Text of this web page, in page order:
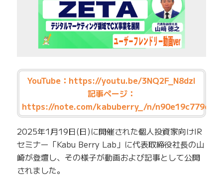
YouTube： https://youtu.be/3NQ2F_N8dzI
記事ページ：
https://note.com/kabuberry_/n/n90e19c779e21
2025年1月19日(日)に開催された個人投資家向けIR
セミナー「Kabu Berry Lab」に代表取締役社長の山
崎が登壇し、その様子が動画および記事として公開
されました。